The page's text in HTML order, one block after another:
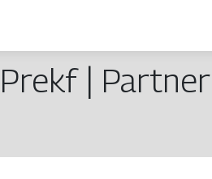
Prekf |